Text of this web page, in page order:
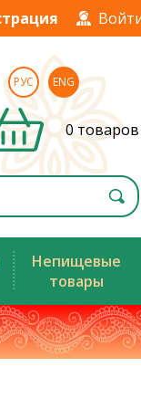
РУС ENG
0 товаров
Непищевые
товары